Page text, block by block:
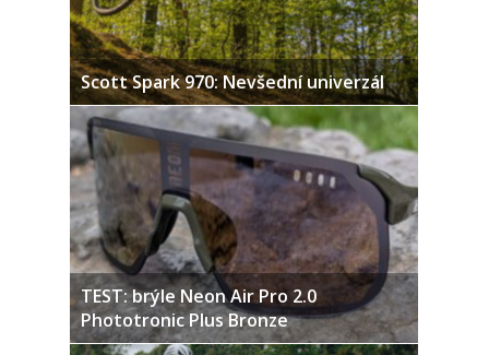
Scott Spark 970: Nevšední univerzál
TEST: brýle Neon Air Pro 2.0
Phototronic Plus Bronze